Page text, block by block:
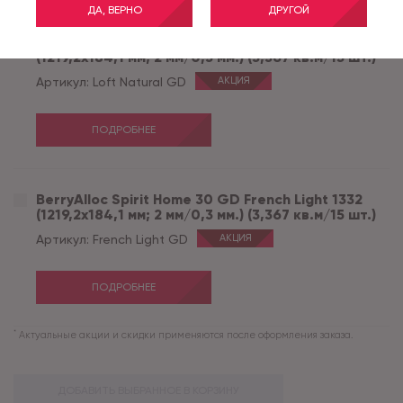
ДА, ВЕРНО ДРУГОЙ
(1219,2x184,1 мм; 2 мм/0,3 мм.) (3,367 кв.м/15 шт.)
Артикул: Loft Natural GD АКЦИЯ
ПОДРОБНЕЕ
BerryAlloc Spirit Home 30 GD French Light 1332
(1219,2x184,1 мм; 2 мм/0,3 мм.) (3,367 кв.м/15 шт.)
Артикул: French Light GD АКЦИЯ
ПОДРОБНЕЕ
* Актуальные акции и скидки применяются после оформления заказа.